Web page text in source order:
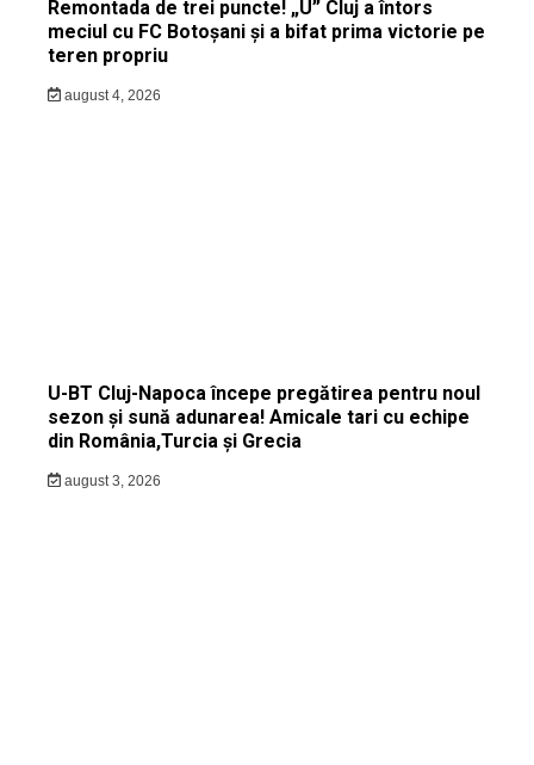
Remontada de trei puncte! „U” Cluj a întors
meciul cu FC Botoșani și a bifat prima victorie pe
teren propriu
august 4, 2026
U-BT Cluj-Napoca începe pregătirea pentru noul
sezon și sună adunarea! Amicale tari cu echipe
din România,Turcia și Grecia
august 3, 2026